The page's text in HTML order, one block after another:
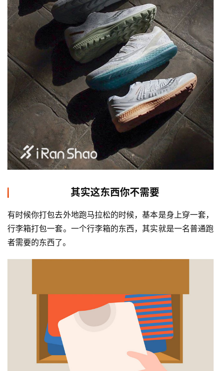
其实这东西你不需要
有时候你打包去外地跑马拉松的时候，基本是身上穿一套，
行李箱打包一套。一个行李箱的东西，其实就是一名普通跑
者需要的东西了。